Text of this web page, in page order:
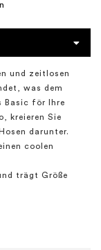
und zeitlosen
was dem
Basic för Ihre
kreieren Sie
darunter.
coolen
trägt Größe